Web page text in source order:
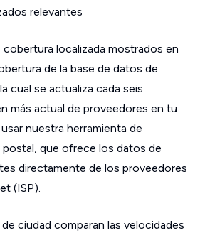
relevantes
localizada mostrados en
de la base de datos de
cual se actualiza cada seis
más actual de proveedores en tu
nuestra herramienta de
que ofrece los datos de
directamente de los proveedores
(ISP).
ciudad comparan las velocidades